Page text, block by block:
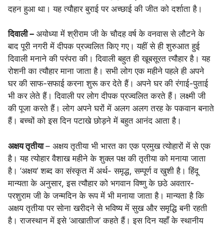
दहन हुआ था। यह त्यौहार बुराई पर अच्छाई की जीत को दर्शाता है।
दिवाली – अयोध्या में श्रीराम जी के चौदह वर्ष के वनवास से लौटने के
बाद पूरी नगरी में दीपक प्रज्वलित किए गए। यहीं से ही शुरुआत हुई
दिवाली मनाने की परंपरा की। दिवाली बहुत ही खूबसूरत त्यौहार है। यह
रोशनी का त्यौहार माना जाता है। सभी लोग एक महीने पहले ही अपने
घर की साफ-सफाई करना शुरू कर देते हैं। अपने घर की रंगाई-पुताई
भी कर लेते हैं। दिवाली पर लोग दीपक प्रज्वलित करते हैं। लक्ष्मी जी
की पूजा करते हैं। लोग अपने घरों में अलग अलग तरह के पकवान बनाते
हैं। बच्चों को इस दिन पटाखे छोड़ने में बहुत आनंद आता है।
अक्षय तृतीया– अक्षय तृतीया भी भारत का एक प्रमुख त्योहारों में से एक
है। यह त्योहार वैशाख महीने के शुक्ल पक्ष की तृतीया को मनाया जाता
है। ‘अक्षय’ शब्द का संस्कृत में अर्थ- समृद्ध, सम्पूर्ण व खुशी है। हिंदू
मान्यता के अनुसार, इस त्यौहार को भगवान विष्णु के छठे अवतार-
परशुराम जी के जन्मदिन के रूप में भी मनाया जाता है। मान्यता है कि
अक्षय तृतीया पर सोना खरीदने से भविष्य में सुख और समृद्धि बनी रहती
है। राजस्थान में इसे ‘आखातीज’ कहते हैं। इस दिन यहाँ के स्थानीय